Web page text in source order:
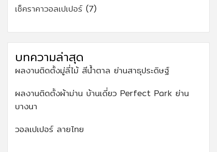
เช็คราคาวอลเปเปอร์(7)
บทความล่าสุด
ผลงานติดตั้งมู่ลี่ไม้ สีน้ำตาล ย่านสาธุประดิษฐ์
ผลงานติดตั้งผ้าม่าน บ้านเดี่ยว Perfect Park ย่าน
บางนา
วอลเปเปอร์ ลายไทย